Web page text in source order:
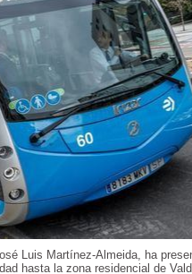
Luis Martínez-Almeida, ha
hasta la zona residencial de